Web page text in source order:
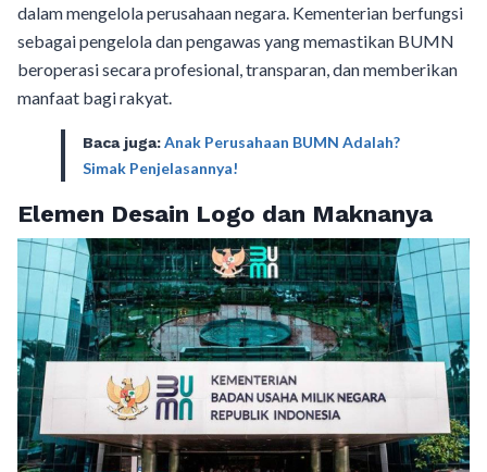
dalam mengelola perusahaan negara. Kementerian berfungsi
sebagai pengelola dan pengawas yang memastikan BUMN
beroperasi secara profesional, transparan, dan memberikan
manfaat bagi rakyat.
Baca juga:Anak Perusahaan BUMN Adalah?
Simak Penjelasannya!
Elemen Desain Logo dan Maknanya